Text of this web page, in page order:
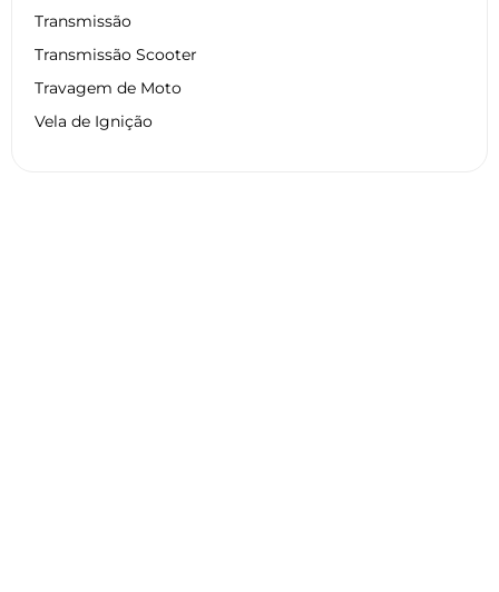
Transmissão
Transmissão Scooter
Travagem de Moto
Vela de Ignição